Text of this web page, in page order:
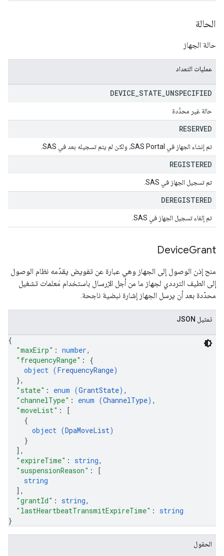
الحالة
حالة الجهاز
عمليات التعداد
DEVICE STATE UNSPECIFIED
حالة غير محدَّدة
RESERVED
تم إنشاء الجهاز في SAS Portal، ولكن لم يتم تسجيله بعد في SAS.
REGISTERED
تم تسجيل الجهاز في SAS.
DEREGISTERED
تم إلغاء تسجيل الجهاز في SAS.
DeviceGrant
منح إذن الوصول إلى الجهاز وهي عبارة عن تفويض يقدّمه نظام الوصول
إلى الطيف الترددي لجهاز ما من أجل الإرسال باستخدام مَعلمات تشغيل
محدّدة بعد أن يرسل الجهاز إشارة نبضية ناجحة.
تمثيل JSON
{
"maxEirp" : number,
"frequencyRange" : {
object (FrequencyRange)
},
"state" : enum (GrantState) ,
"channelType" : enum (ChannelType) ,
"moveList" :
[
{
object (DpaMoveList)
}
] ,
"expireTime" : string,
"suspensionReason" :
[
string
] ,
"grantId" : string,
"lastHeartbeatTransmitExpireTime" : string
}
الحقول